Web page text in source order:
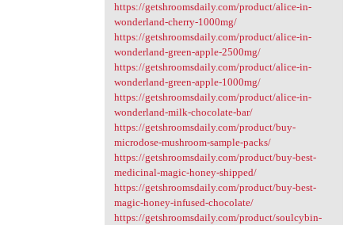
https://getshroomsdaily.com/product/alice-in-
wonderland-cherry-1000mg/
https://getshroomsdaily.com/product/alice-in-
wonderland-green-apple-2500mg/
https://getshroomsdaily.com/product/alice-in-
wonderland-green-apple-1000mg/
https://getshroomsdaily.com/product/alice-in-
wonderland-milk-chocolate-bar/
https://getshroomsdaily.com/product/buy-
microdose-mushroom-sample-packs/
https://getshroomsdaily.com/product/buy-best-
medicinal-magic-honey-shipped/
https://getshroomsdaily.com/product/buy-best-
magic-honey-infused-chocolate/
https://getshroomsdaily.com/product/soulcybin-